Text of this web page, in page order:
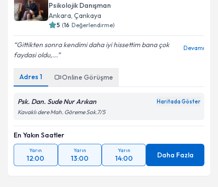
Psikolojik Danışman
Ankara, Çankaya
5 (16 Değerlendirme)
Gittikten sonra kendimi daha iyi hissettim bana çok
faydasi oldu,...
Devamı
Adres 1 Online Görüşme
Psk. Dan. Sude Nur Arıkan Haritada Göster
Kavaklı dere Mah. Göreme Sok.7/5
En Yakın Saatler
Yarın
12:00
Yarın
13:00
Yarın
14:00 Daha Fazla